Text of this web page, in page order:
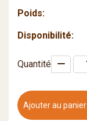
Poids:
Disponibilité:
Quantité
Ajouter au panier